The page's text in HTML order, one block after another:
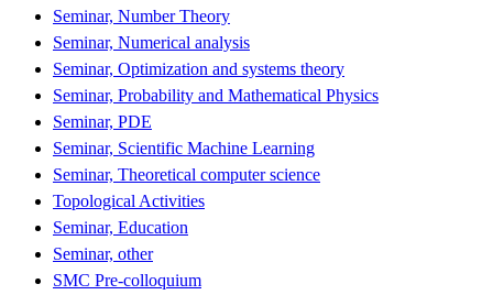
Seminar, Number Theory
Seminar, Numerical analysis
Seminar, Optimization and systems theory
Seminar, Probability and Mathematical Physics
Seminar, PDE
Seminar, Scientific Machine Learning
Seminar, Theoretical computer science
Topological Activities
Seminar, Education
Seminar, other
SMC Pre-colloquium